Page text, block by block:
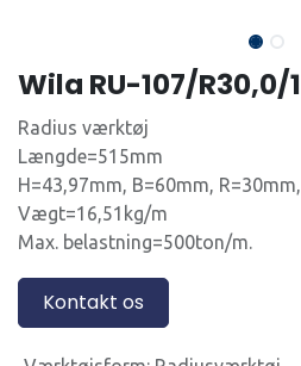
Wila RU-107/R30,0/1
Radius værktøj
Længde=515mm
H=43,97mm, B=60mm, R=30mm,
Vægt=16,51kg/m
Max. belastning=500ton/m.
Kontakt os